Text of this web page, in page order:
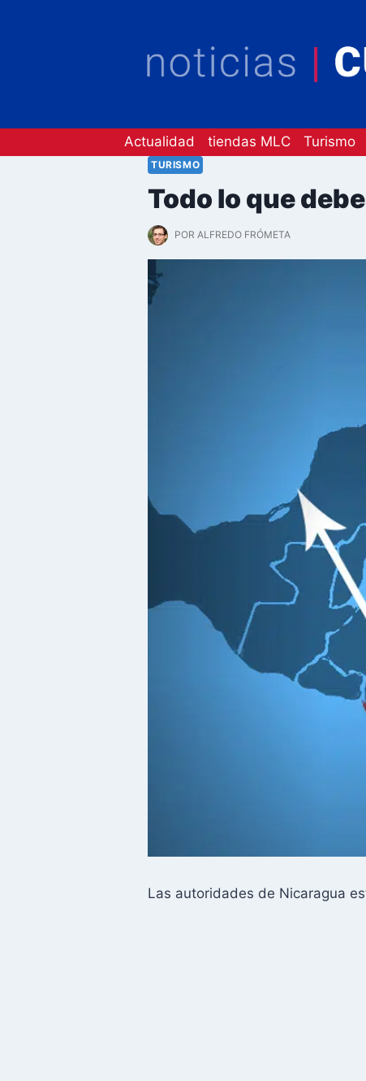
Actualidad tiendas MLC Turismo
TURISMO
Todo lo que
POR ALFREDO FRÓMETA
Las autoridades de Nicaragua